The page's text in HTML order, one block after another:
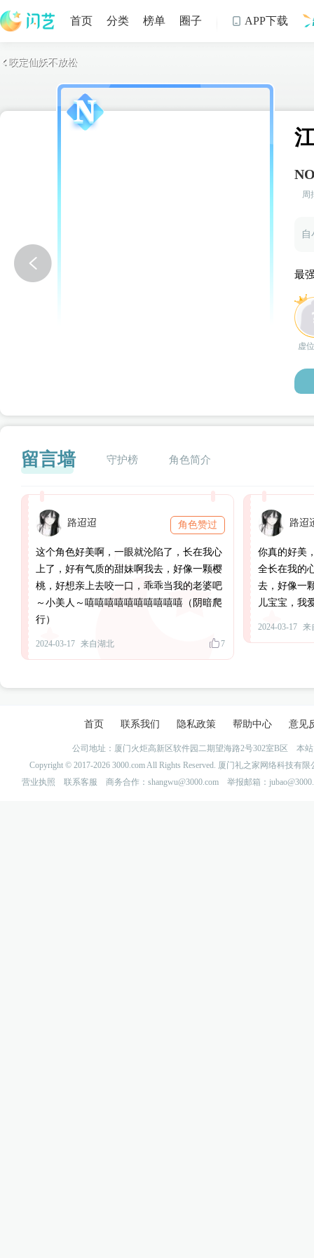
首页 分类 榜单 圈子  APP下载
 咬定仙妖不放松
周
最
虚
留言墙 守护榜 角色简介
路迢迢 角色赞过
这个角色好美啊，一眼就沦陷了，长在我心
上了，好有气质的甜妹啊我去，好像一颗樱
桃，好想亲上去咬一口，乖乖当我的老婆吧
～小美人～嘻嘻嘻嘻嘻嘻嘻嘻嘻嘻（阴暗爬
行）
2024-03-17 来自湖北 7
路迢
你真的好美
全长在我的
去，好像一
儿宝宝，我
2024-03-17 来
首页 联系我们 隐私政策 帮助中心 意见
公司地址：厦门火炬高新区软件园二期望海路2号302室B区 本
Copyright © 2017-2026 3000.com All Rights Reserved. 厦门礼之家网络科技
营业执照
联系客服 商务合作：shangwu@3000.com 举报邮箱：